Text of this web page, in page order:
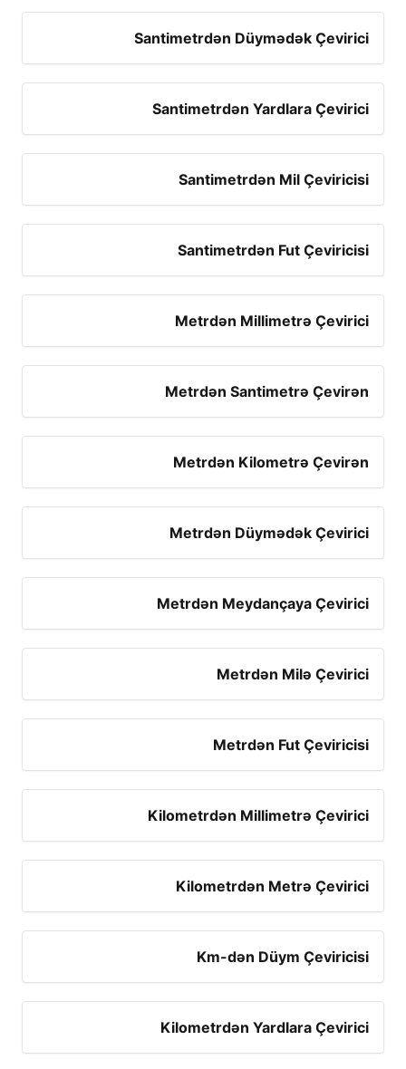
Santimetrdən Düymədək Çevirici
Santimetrdən Yardlara Çevirici
Santimetrdən Mil Çeviricisi
Santimetrdən Fut Çeviricisi
Metrdən Millimetrə Çevirici
Metrdən Santimetrə Çevirən
Metrdən Kilometrə Çevirən
Metrdən Düymədək Çevirici
Metrdən Meydançaya Çevirici
Metrdən Milə Çevirici
Metrdən Fut Çeviricisi
Kilometrdən Millimetrə Çevirici
Kilometrdən Metrə Çevirici
Km-dən Düym Çeviricisi
Kilometrdən Yardlara Çevirici